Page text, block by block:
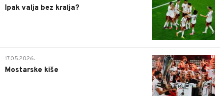
Ipak valja bez kralja?
0
17.05.2026.
Mostarske kiše